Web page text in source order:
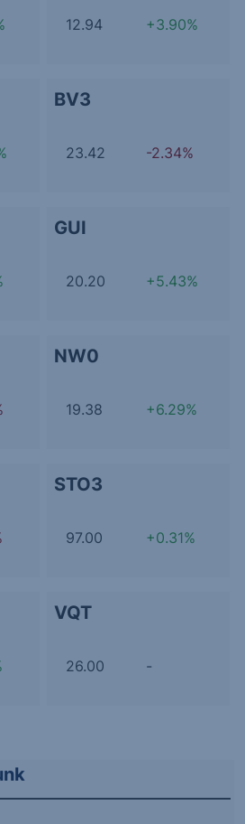
12.94 +3.90%
BV3
23.42 -2.34%
GUI
20.20 +5.43%
NW0
19.38 +6.29%
STO3
97.00 +0.31%
VQT
26.00 -